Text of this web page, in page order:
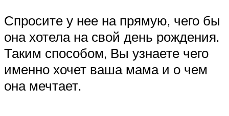
Спросите у нее на прямую, чего бы
она хотела на свой день рождения.
Таким способом, Вы узнаете чего
именно хочет ваша мама и о чем
она мечтает.